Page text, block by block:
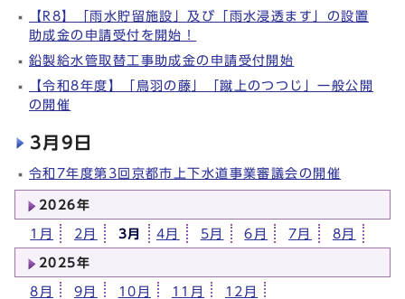
【R8】「雨水貯留施設」及び「雨水浸透ます」の設置
助成金の申請受付を開始！
鉛製給水管取替工事助成金の申請受付開始
【令和8年度】「鳥羽の藤」「蹴上のつつじ」一般公開
の開催
3月9日
令和7年度第3回京都市上下水道事業審議会の開催
2026年
1月 2月 3月 4月 5月 6月 7月 8月
2025年
8月 9月 10月 11月 12月